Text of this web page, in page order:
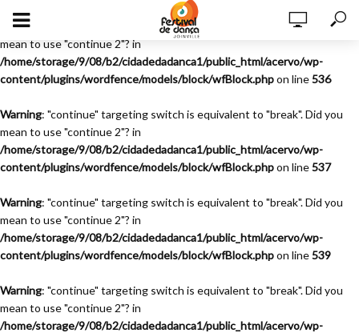
Warning
: "continue" targeting switch is equivalent to "break". Did you
mean to use "continue 2"? in
/home/storage/9/08/b2/cidadedadanca1/public_html/acervo/wp-
content/plugins/wordfence/models/block/wfBlock.phpon line536
Warning: "continue" targeting switch is equivalent to "break". Did you
mean to use "continue 2"? in
/home/storage/9/08/b2/cidadedadanca1/public_html/acervo/wp-
content/plugins/wordfence/models/block/wfBlock.phpon line537
Warning: "continue" targeting switch is equivalent to "break". Did you
mean to use "continue 2"? in
/home/storage/9/08/b2/cidadedadanca1/public_html/acervo/wp-
content/plugins/wordfence/models/block/wfBlock.phpon line539
Warning: "continue" targeting switch is equivalent to "break". Did you
mean to use "continue 2"? in
/home/storage/9/08/b2/cidadedadanca1/public_html/acervo/wp-